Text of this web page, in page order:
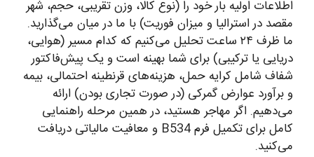
اطلاعات اولیه بار خود را (نوع کالا، وزن تقریبی، حجم، شهر
مقصد در استرالیا و میزان فوریت) با ما در میان می‌گذارید.
ما ظرف ۲۴ ساعت تحلیل می‌کنیم که کدام مسیر (هوایی،
دریایی یا ترکیبی) برای شما بهینه است و یک پیش‌فاکتور
شفاف شامل کرایه حمل، هزینه‌های قرنطینه احتمالی، بیمه
و برآورد عوارض گمرکی (در صورت تجاری بودن) ارائه
می‌دهیم. اگر مهاجر هستید، در همین مرحله راهنمایی
کامل برای تکمیل فرم B534 و معافیت مالیاتی دریافت
می‌کنید.